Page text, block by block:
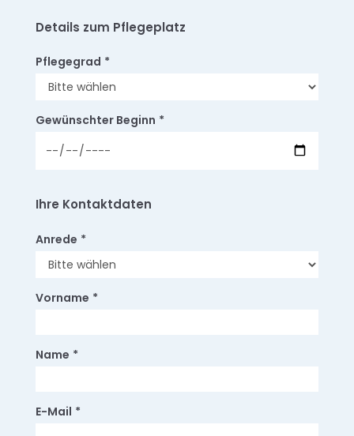
Details zum Pflegeplatz
Pflegegrad *
Gewünschter Beginn *
Ihre Kontaktdaten
Anrede *
Vorname *
Name *
E-Mail *